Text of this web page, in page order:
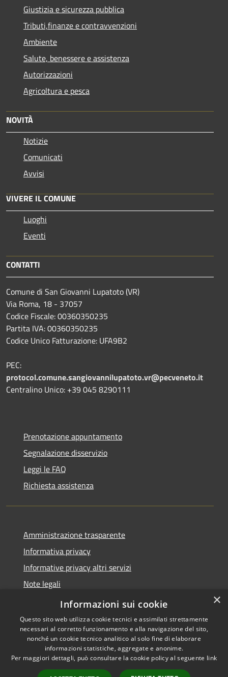
Giustizia e sicurezza pubblica
Tributi,finanze e contravvenzioni
Ambiente
Salute, benessere e assistenza
Autorizzazioni
Agricoltura e pesca
NOVITÀ
Notizie
Comunicati
Avvisi
VIVERE IL COMUNE
Luoghi
Eventi
CONTATTI
Comune di San Giovanni Lupatoto (VR)
Via Roma, 18 - 37057
Codice Fiscale: 00360350235
Partita IVA: 00360350235
Codice Unico Fatturazione: UFA9B2
PEC:
protocol.comune.sangiovannilupatoto.vr@pecveneto.it
Centralino Unico: +39 045 8290111
Prenotazione appuntamento
Segnalazione disservizio
Leggi le FAQ
Richiesta assistenza
Amministrazione trasparente
Informativa privacy
Informative privacy altri servizi
Note legali
Dichiarazione di accessibilità
Accessibilità
Copyright © 2026 • Comune di
San Giovanni Lupatoto •
×
Informazioni sui cookie
Questo sito web utilizza cookie tecnici e assimilati strettamente
necessari al corretto funzionamento e alla navigazione del sito,
nonché un cookie tecnico analitico al solo fine di elaborare
informazioni statistiche, aggregate e anonime.
Per maggiori dettagli, può consultare la cookie policy al seguente link